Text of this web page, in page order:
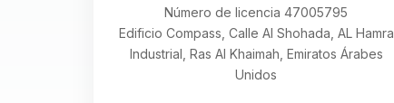
Número de licencia 47005795
Edificio Compass, Calle Al Shohada, AL Hamra
Industrial, Ras Al Khaimah, Emiratos Árabes
Unidos